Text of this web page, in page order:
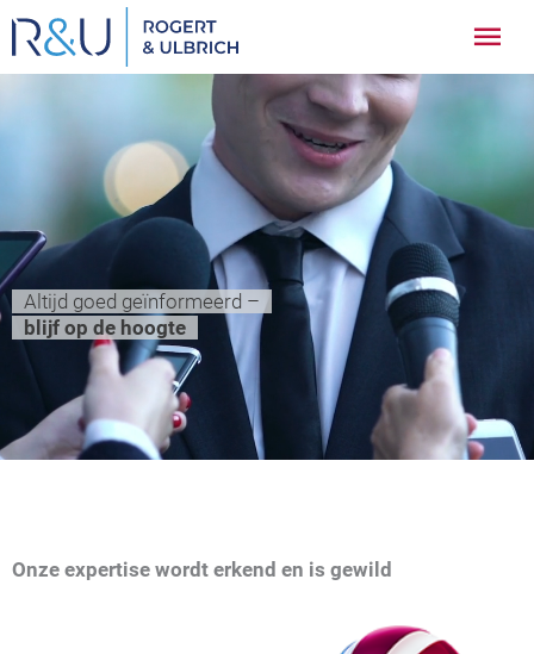
Ga
naar
inhoud
Altijd goed geïnformeerd –
blijf op de hoogte
Onze expertise wordt erkend en is gewild